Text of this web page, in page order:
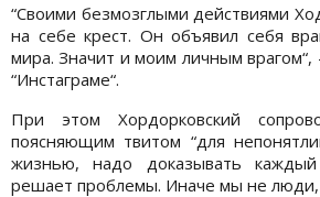
“Своими безмозглыми действиями
на себе крест. Он объявил себя
мира. Значит и моим личным
“Инстаграме“.
При этом Хордорковский
поясняющим твитом “для
жизнью, надо доказывать
решает проблемы. Иначе мы не люди,